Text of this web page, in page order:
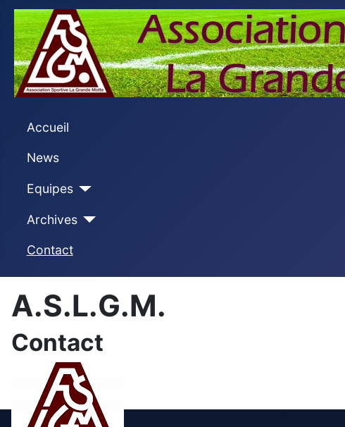
Accueil
News
Equipes
Archives
Contact
A.S.L.G.M.
Contact